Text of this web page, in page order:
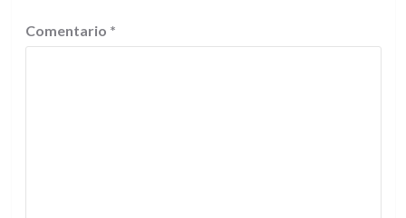
Comentario *